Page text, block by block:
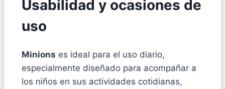
Usabilidad y ocasiones de
uso
Minions es ideal para el uso diario,
especialmente diseñado para acompañar a
los niños en sus actividades cotidianas,